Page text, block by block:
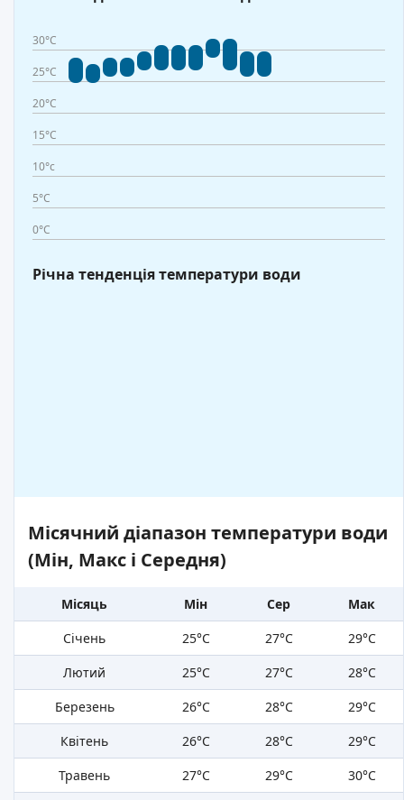
30°C
25°C
20°C
15°C
10°c
5°C
0°C
Річна тенденція температури води
Місячний діапазон температури води
(Мін, Макс і Середня)
Місяць Мін Сер
Мак
Січень
25°C 27°C
29°C
Лютий
25°C 27°C
28°C
Березень
26°C 28°C
29°C
Квітень
26°C 28°C
29°C
Травень
27°C 29°C
30°C